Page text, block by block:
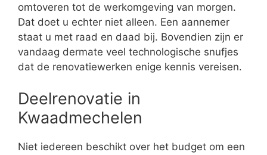
omtoveren tot de werkomgeving van morgen.
Dat doet u echter niet alleen. Een aannemer
staat u met raad en daad bij. Bovendien zijn er
vandaag dermate veel technologische snufjes
dat de renovatiewerken enige kennis vereisen.
Deelrenovatie in
Kwaadmechelen
Niet iedereen beschikt over het budget om een